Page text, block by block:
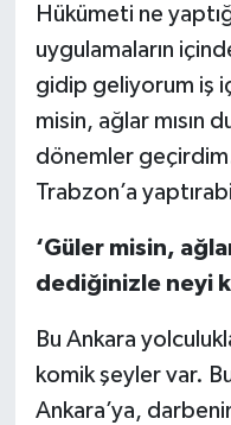
Hükümeti ne
uygulamaların
gidip geliyorum iş
misin, ağlar mısın
dönemler
Trabzon’a
‘Güler misin,
dediğinizle neyi
Bu Ankara
komik şeyler var.
Ankara’ya,